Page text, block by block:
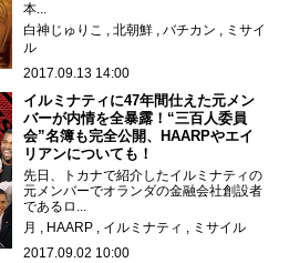
本...
白神じゅりこ
北朝鮮 バチカン
ミサイ
ル
2017.09.13 14:00
イルミナティに47年間仕えた元メン
バーが内情を全暴露！“三百人委員
会”名簿も完全公開、HAARPやエイ
リアンについても！
先日、トカナで紹介したイルミナティの
元メンバーでオランダの金融会社創設者
であるロ...
月
HAARP イルミナティ
ミサイル
2017.09.02 10:00